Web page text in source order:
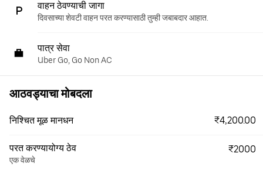
वाहन ठेवण्याची जागा
दिवसाच्या शेवटी वाहन परत करण्यासाठी तुम्ही जबाबदार आहात.
पात्र सेवा
Uber Go, Go Non AC
आठवड्याचा मोबदला
निश्चित मूळ मानधन ₹4,200.00
परत करण्यायोग्य ठेव
एक वेळचे
₹2000